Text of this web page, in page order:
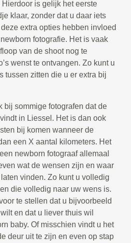
is gelijk het eerste
klaar, zonder dat u daar iets
extra opties hebben invloed
fotografie. Het is vaak
van de shoot nog te
wenst te ontvangen. Zo kunt u
tussen zitten die u er extra bij
bij sommige fotografen dat de
in Liessel. Het is dan ook
bij komen wanneer de
een X aantal kilometers. Het
newborn fotograaf allemaal
wat de wensen zijn en waar
vinden. Zo kunt u volledig
die volledig naar uw wens is.
te stellen dat u bijvoorbeeld
en dat u liever thuis wil
baby. Of misschien vindt u het
deur uit te zijn en even op stap